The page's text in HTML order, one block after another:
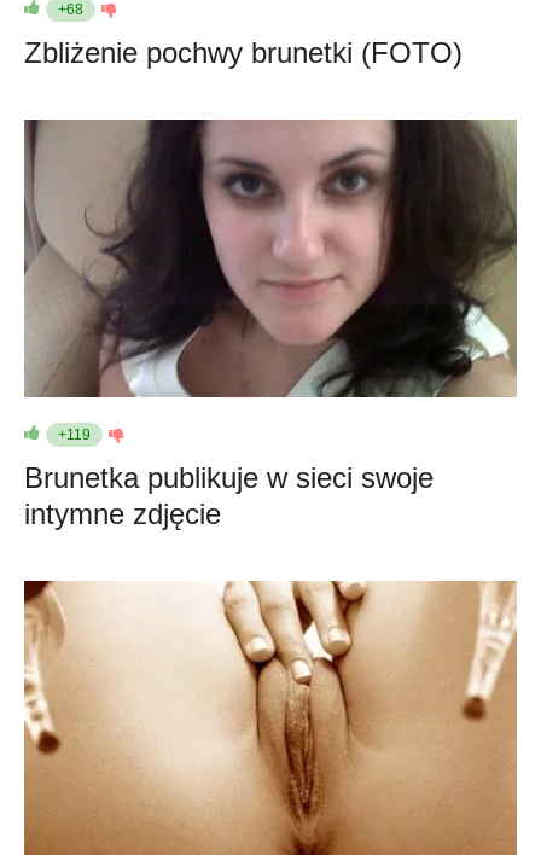
+68
Zbliżenie pochwy brunetki (FOTO)
+119
Brunetka publikuje w sieci swoje
intymne zdjęcie